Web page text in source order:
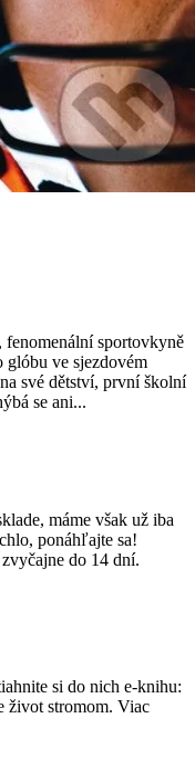
sportovkyně
ve sjezdovém
své dětství, první školní
se ani...
máme však už iba
ponáhľajte sa!
do 14 dní.
si do nich e-knihu:
život stromom. Viac